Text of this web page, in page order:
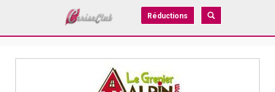
Réductions